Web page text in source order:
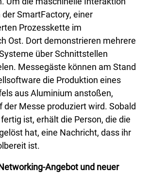
SmartFactory, einer
Prozesskette im
Ost. Dort demonstrieren mehrere
über Schnittstellen
Messegäste können am Stand
die Produktion eines
aus Aluminium anstoßen,
der Messe produziert wird. Sobald
ist, erhält die Person, die die
hat, eine Nachricht, dass ihr
ist.
Angebot und neuer